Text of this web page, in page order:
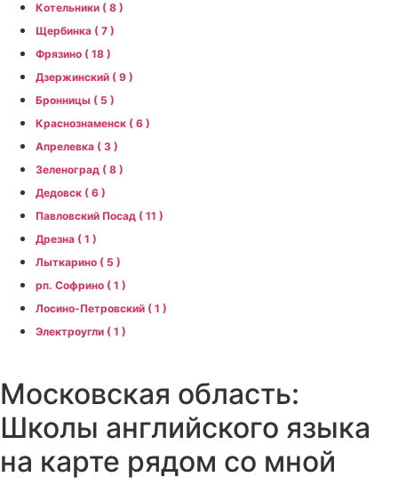
Котельники ( 8 )
Щербинка ( 7 )
Фрязино ( 18 )
Дзержинский ( 9 )
Бронницы ( 5 )
Краснознаменск ( 6 )
Апрелевка ( 3 )
Зеленоград ( 8 )
Дедовск ( 6 )
Павловский Посад ( 11 )
Дрезна ( 1 )
Лыткарино ( 5 )
рп. Софрино ( 1 )
Лосино-Петровский ( 1 )
Электроугли ( 1 )
Московская область:
Школы английского языка
на карте рядом со мной